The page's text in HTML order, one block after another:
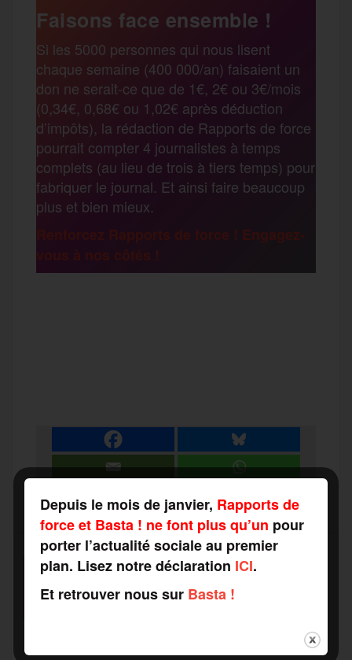
b
o
o
k
t
e
r
l
s
a
g
e
m
r
t
a
g
e
Faisons face ensemble !
Si les 5000 personnes qui nous lisent
chaque semaine (400 000/an) faisaient un
don ne serait-ce que de 1€, 2€ ou 3€/mois
(0,34€, 0,68€ ou 1,02€ après déduction
d’impôts), la rédaction de Rapports de force
pourrait compter 4 journalistes à temps
complets (au lieu de trois à tiers temps) pour
fabriquer le journal. Et ainsi faire beaucoup
plus et bien mieux.
Renforcez Rapports de force ! Engagez-
vous à nos côtés !
o e
s
g r
t
a
g
SOUTENEZ-NOUS
FAITES UN DON
Depuis le mois de janvier, Rapports de
force et Basta ! ne font plus qu’un pour
porter l’actualité sociale au premier
plan. Lisez notre déclaration ICI.
Et retrouver nous sur Basta !